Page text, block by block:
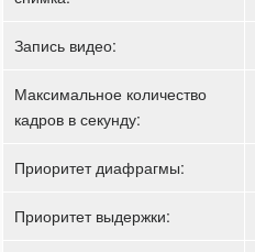
Запись видео:
Максимальное количество
кадров в секунду:
Приоритет диафрагмы:
Приоритет выдержки: